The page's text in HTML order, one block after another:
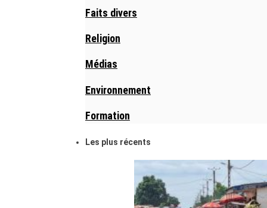
Faits divers
Religion
Médias
Environnement
Formation
Les plus récents